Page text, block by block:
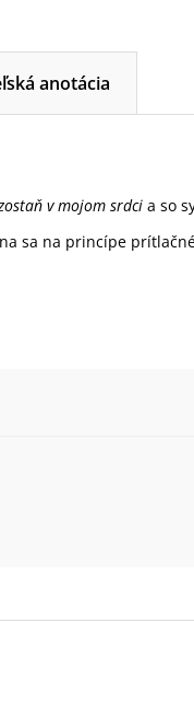
anotácia
v mojom srdci a so
sa na princípe